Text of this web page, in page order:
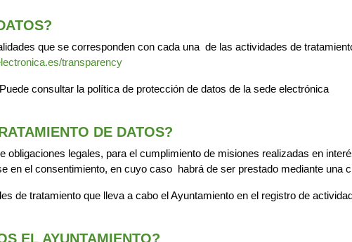
que se corresponden con cada una de las actividades de
transparency
consultar la política de protección de datos de la sede electrónica
DE DATOS?
legales, para el cumplimiento de misiones realizadas en
en el consentimiento, en cuyo caso habrá de ser prestado mediante una
de tratamiento que lleva a cabo el Ayuntamiento en el registro de
EL AYUNTAMIENTO?